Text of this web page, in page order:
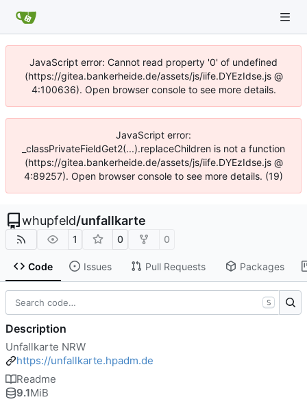
JavaScript error: Cannot read property '0' of undefined
(https://gitea.bankerheide.de/assets/js/iife.DYEzIdse.js @
4:100636). Open browser console to see more details.
JavaScript error:
_classPrivateFieldGet2(...).replaceChildren is not a function
(https://gitea.bankerheide.de/assets/js/iife.DYEzIdse.js @
4:89257). Open browser console to see more details. (19)
whupfeld/unfallkarte
1 0 0
Code Issues Pull Requests Packages
S
Description
Unfallkarte NRW
https://unfallkarte.hpadm.de
Readme
9.1MiB